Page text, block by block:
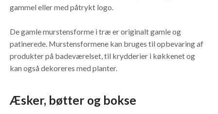
gammel eller med påtrykt logo.
De gamle murstensforme i træ er originalt gamle og
patinerede. Murstensformene kan bruges til opbevaring af
produkter på badeværelset, til krydderier i køkkenet og
kan også dekoreres med planter.
Æsker, bøtter og bokse